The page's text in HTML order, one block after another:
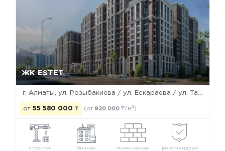
ЖК ESTET
от 55 580 000 ₸ (от 920 000 ₸/м2)
строится бизнес моно-каркас рекомендуем
Да, удалить Отмена